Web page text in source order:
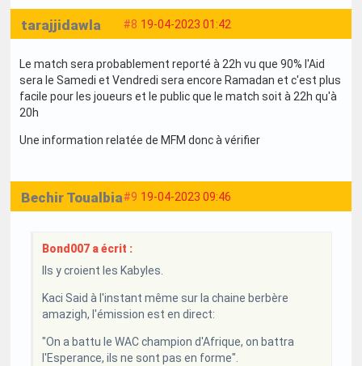
#8 19-04-2023 01:42
tarajjidawla
Le match sera probablement reporté à 22h vu que 90% l'Aid
sera le Samedi et Vendredi sera encore Ramadan et c'est plus
facile pour les joueurs et le public que le match soit à 22h qu'à
20h
Une information relatée de MFM donc à vérifier
#9 19-04-2023 09:46
Bechir Toualbia
Bond007 a écrit :
Ils y croient les Kabyles.
Kaci Said à l'instant même sur la chaine berbère
amazigh, l'émission est en direct:
"On a battu le WAC champion d'Afrique, on battra
l'Esperance, ils ne sont pas en forme".